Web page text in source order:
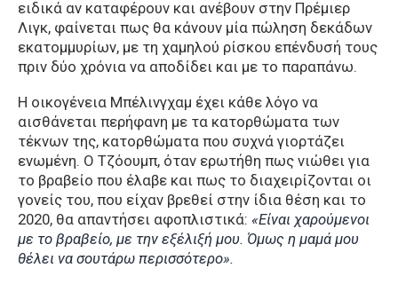
ειδικά αν καταφέρουν και ανέβουν στην Πρέμιερ
Λιγκ, φαίνεται πως θα κάνουν μία πώληση δεκάδων
εκατομμυρίων, με τη χαμηλού ρίσκου επένδυσή τους
πριν δύο χρόνια να αποδίδει και με το παραπάνω.
Η οικογένεια Μπέλινγχαμ έχει κάθε λόγο να
αισθάνεται περήφανη με τα κατορθώματα των
τέκνων της, κατορθώματα που συχνά γιορτάζει
ενωμένη. Ο Τζόουμπ, όταν ερωτήθη πως νιώθει για
το βραβείο που έλαβε και πως το διαχειρίζονται οι
γονείς του, που είχαν βρεθεί στην ίδια θέση και το
2020, θα απαντήσει αφοπλιστικά: «Είναι χαρούμενοι
με το βραβείο, με την εξέλιξή μου. Όμως η μαμά μου
θέλει να σουτάρω περισσότερο».